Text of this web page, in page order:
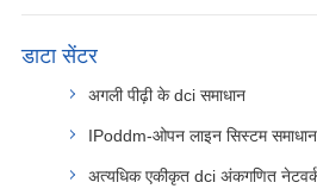
डाटा सेंटर
अगली पीढ़ी के dci समाधान
IPoddm-ओपन लाइन सिस्टम समाधान
अत्यधिक एकीकृत dci अंकगणित